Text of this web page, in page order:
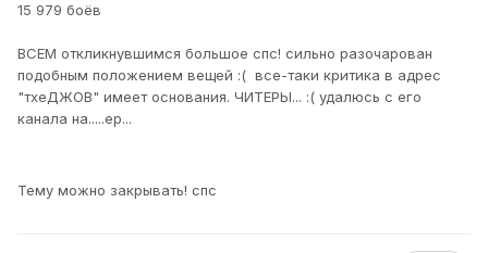
15 979 боёв
ВСЕМ откликнувшимся большое спс! сильно разочарован
подобным положением вещей :( все-таки критика в адрес
"тхеДЖОВ" имеет основания. ЧИТЕРЫ... :( удалюсь с его
канала на.....ер...
Тему можно закрывать! спс